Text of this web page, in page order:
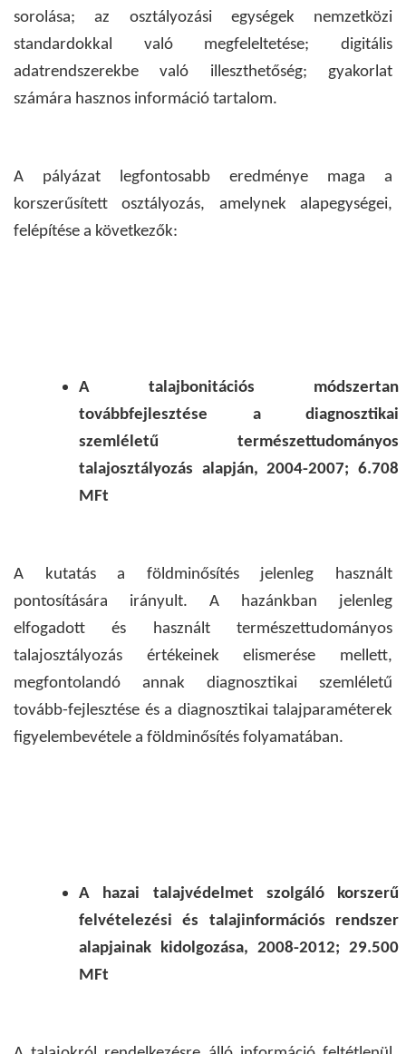
sorolása; az osztályozási egységek nemzetközi
standardokkal való megfeleltetése; digitális
adatrendszerekbe való illeszthetőség; gyakorlat
számára hasznos információ tartalom.
A pályázat legfontosabb eredménye maga a
korszerűsített osztályozás, amelynek alapegységei,
felépítése a következők:
A talajbonitációs módszertan
továbbfejlesztése a diagnosztikai
szemléletű természettudományos
talajosztályozás alapján, 2004-2007; 6.708
MFt
A kutatás a földminősítés jelenleg használt
pontosítására irányult. A hazánkban jelenleg
elfogadott és használt természettudományos
talajosztályozás értékeinek elismerése mellett,
megfontolandó annak diagnosztikai szemléletű
tovább-fejlesztése és a diagnosztikai talajparaméterek
figyelembevétele a földminősítés folyamatában.
A hazai talajvédelmet szolgáló korszerű
felvételezési és talajinformációs rendszer
alapjainak kidolgozása, 2008-2012; 29.500
MFt